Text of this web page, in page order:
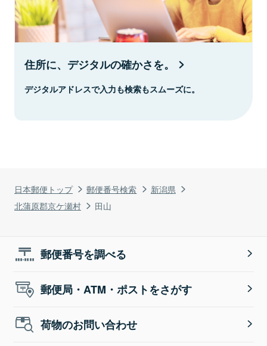
日本郵便トップ 郵便番号検索
新潟県
北蒲原郡京ケ瀬村
田山
住所に、デジタルの確かさを。
デジタルアドレスで入力も検索もスムーズに。
郵便番号を調べる
郵便局・ATM・ポストをさがす
荷物のお問い合わせ